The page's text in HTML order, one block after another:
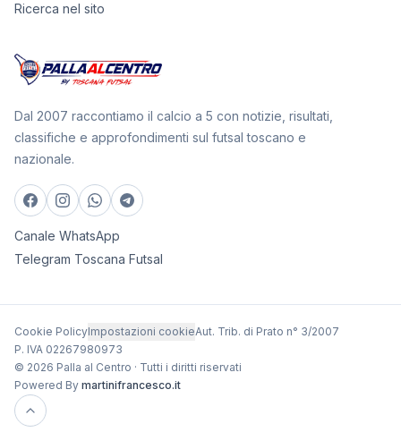
Ricerca nel sito
Dal 2007 raccontiamo il calcio a 5 con notizie, risultati,
classifiche e approfondimenti sul futsal toscano e
nazionale.
Canale WhatsApp
Telegram Toscana Futsal
Cookie PolicyImpostazioni cookieAut. Trib. di Prato n° 3/2007
P. IVA 02267980973
© 2026 Palla al Centro · Tutti i diritti riservati
Powered By martinifrancesco.it